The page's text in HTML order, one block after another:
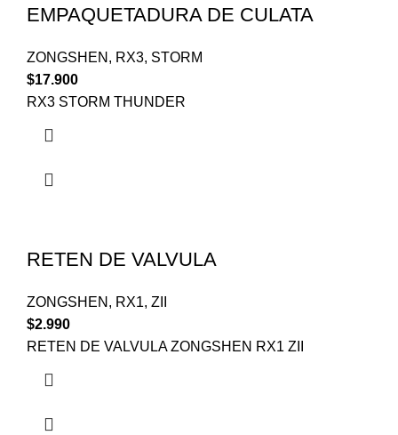
EMPAQUETADURA DE CULATA
ZONGSHEN , RX3, STORM
$17.900
RX3 STORM THUNDER
RETEN DE VALVULA
ZONGSHEN , RX1, ZII
$2.990
RETEN DE VALVULA ZONGSHEN RX1 ZII